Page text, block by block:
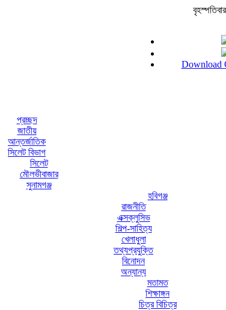
Download
প্রচ্ছদ
জাতীয়
আন্তর্জাতিক
সিলেট বিভাগ
সিলেট
মৌলভীবাজার
সুনামগঞ্জ
হবিগঞ্জ
রাজনীতি
এক্সক্লুসিভ
শিল্প-সাহিত্য
খেলাধুলা
তথ্যপ্রযুক্তি
বিনোদন
অন্যান্য
মতামত
শিক্ষাঙ্গন
চিত্র বিচিত্র